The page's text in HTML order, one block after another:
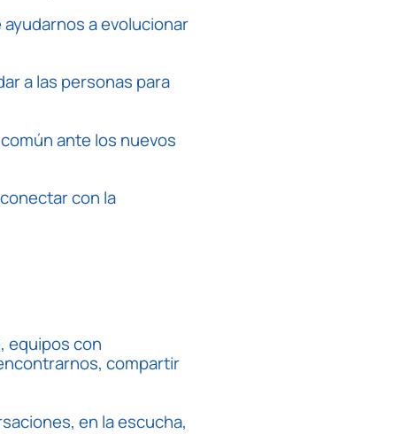
a evolucionar
a las personas para
ante los nuevos
con la
equipos con
compartir
en la escucha,